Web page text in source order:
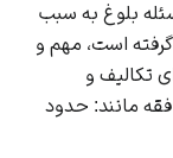
بلوغ به سبب
است، مهم و
تکالیف و
مانند: حدود